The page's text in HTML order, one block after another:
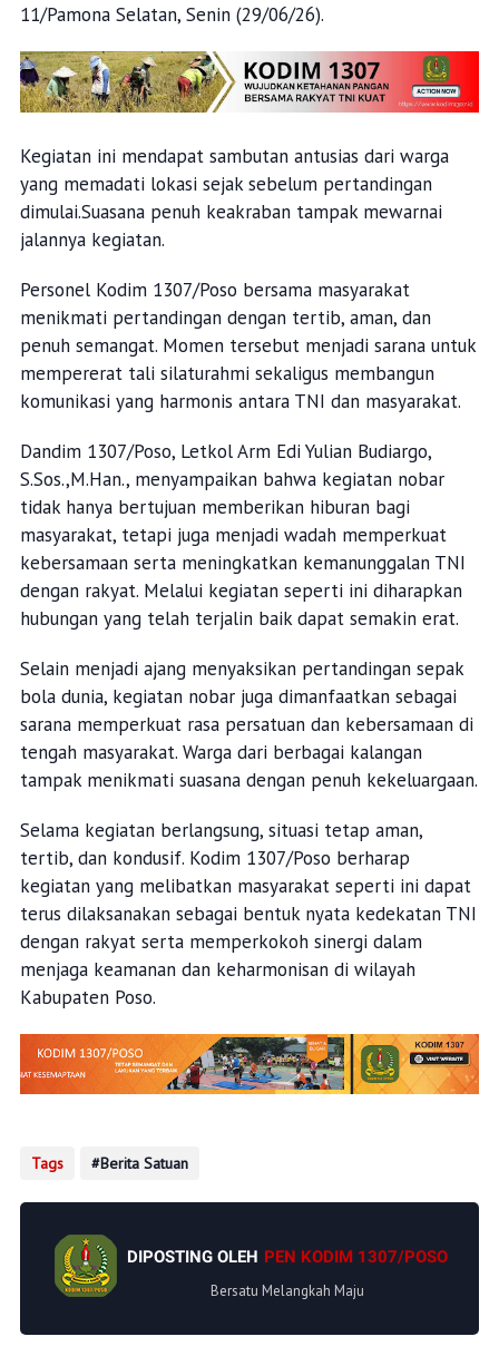
11/Pamona Selatan, Senin (29/06/26).
Kegiatan ini mendapat sambutan antusias dari warga
yang memadati lokasi sejak sebelum pertandingan
dimulai.Suasana penuh keakraban tampak mewarnai
jalannya kegiatan.
Personel Kodim 1307/Poso bersama masyarakat
menikmati pertandingan dengan tertib, aman, dan
penuh semangat. Momen tersebut menjadi sarana untuk
mempererat tali silaturahmi sekaligus membangun
komunikasi yang harmonis antara TNI dan masyarakat.
Dandim 1307/Poso, Letkol Arm Edi Yulian Budiargo,
S.Sos.,M.Han., menyampaikan bahwa kegiatan nobar
tidak hanya bertujuan memberikan hiburan bagi
masyarakat, tetapi juga menjadi wadah memperkuat
kebersamaan serta meningkatkan kemanunggalan TNI
dengan rakyat. Melalui kegiatan seperti ini diharapkan
hubungan yang telah terjalin baik dapat semakin erat.
Selain menjadi ajang menyaksikan pertandingan sepak
bola dunia, kegiatan nobar juga dimanfaatkan sebagai
sarana memperkuat rasa persatuan dan kebersamaan di
tengah masyarakat. Warga dari berbagai kalangan
tampak menikmati suasana dengan penuh kekeluargaan.
Selama kegiatan berlangsung, situasi tetap aman,
tertib, dan kondusif. Kodim 1307/Poso berharap
kegiatan yang melibatkan masyarakat seperti ini dapat
terus dilaksanakan sebagai bentuk nyata kedekatan TNI
dengan rakyat serta memperkokoh sinergi dalam
menjaga keamanan dan keharmonisan di wilayah
Kabupaten Poso.
Tags Berita Satuan
DIPOSTING OLEH PEN KODIM 1307/POSO
Bersatu Melangkah Maju